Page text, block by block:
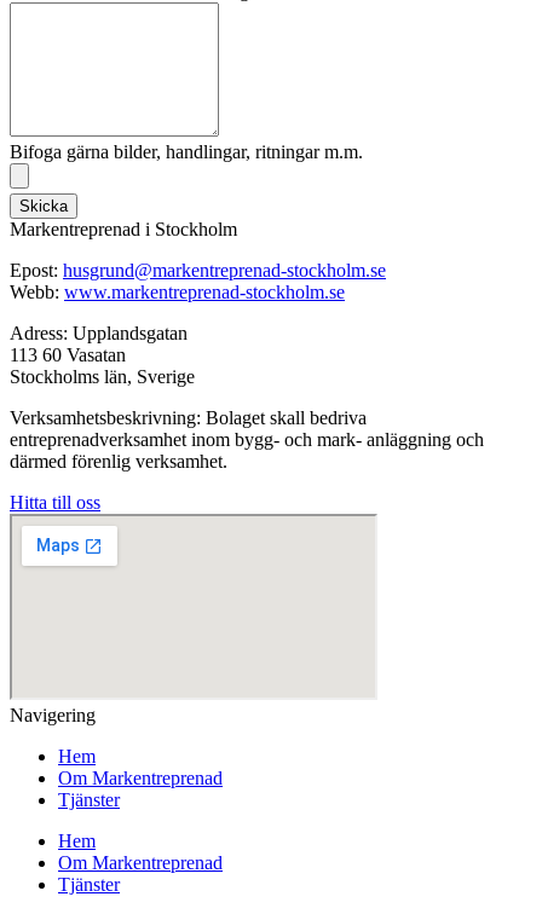
Bifoga gärna bilder, handlingar, ritningar m.m.
Skicka
Markentreprenad i Stockholm
Epost: husgrund@markentreprenad-stockholm.se
Webb: www.markentreprenad-stockholm.se
Adress: Upplandsgatan
113 60 Vasatan
Stockholms län, Sverige
Verksamhetsbeskrivning: Bolaget skall bedriva
entreprenadverksamhet inom bygg- och mark- anläggning och
därmed förenlig verksamhet.
Hitta till oss
Navigering
Hem
Om Markentreprenad
Tjänster
Hem
Om Markentreprenad
Tjänster